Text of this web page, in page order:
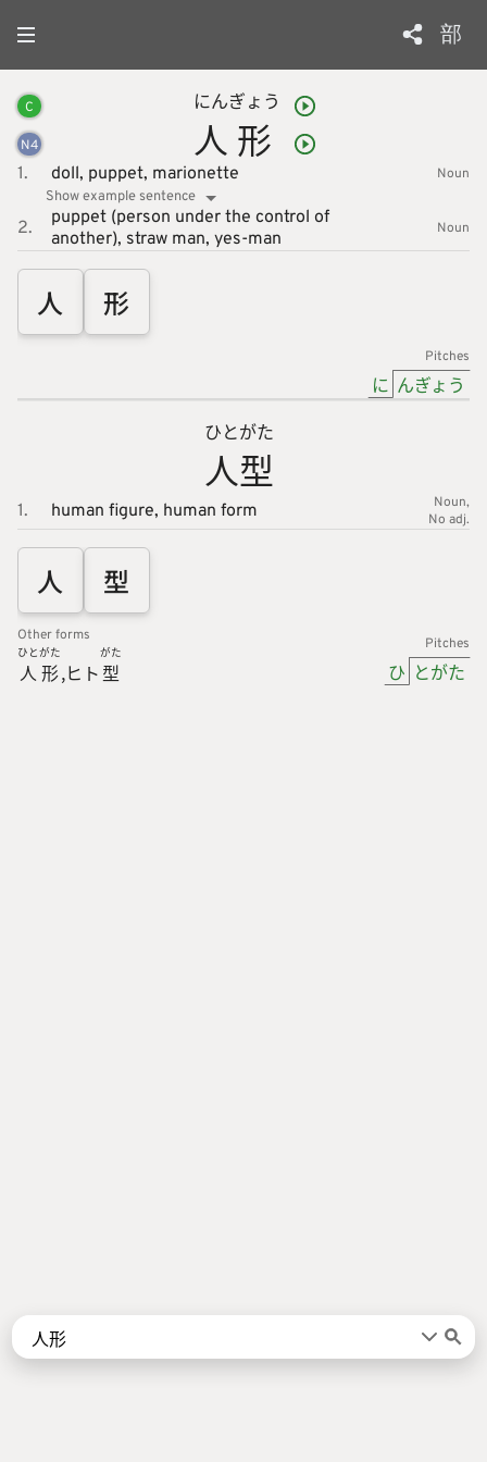
部
言葉 漢字
C
N4 人
にん
形
ぎょう
1. doll, puppet, marionette
Noun
Show example sentence
2.
puppet (person under the control of
another), straw man, yes-man Noun
人 形
Pitches
に んぎょう
人
ひと
型
がた
1. human figure, human form
Noun
No adj.
人 型
Other forms
人
ひと
形
がた
ヒト 型
がた Pitches
ひ とがた